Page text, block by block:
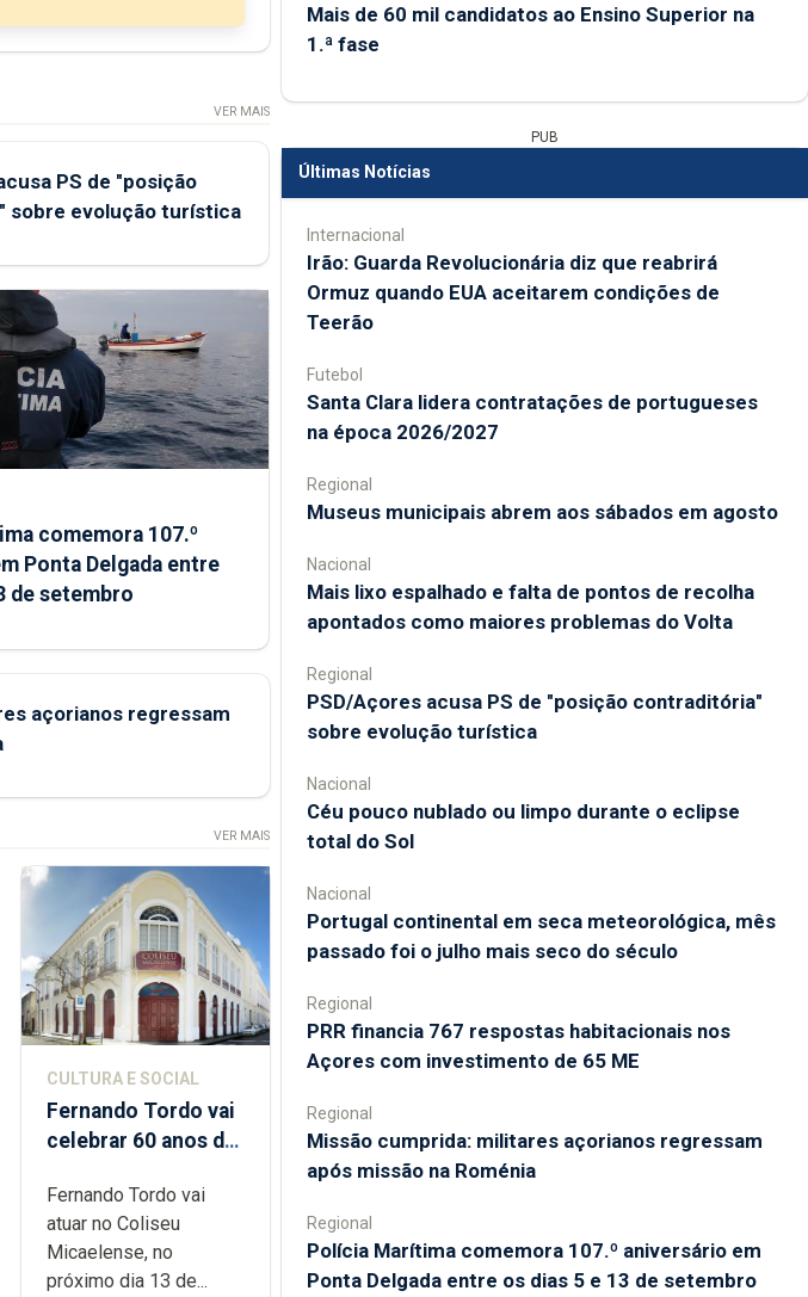
VER MAIS
PS de "posição
sobre evolução turística
comemora 107.º
Ponta Delgada entre
de setembro
açorianos regressam
VER MAIS
CULTURA E SOCIAL
Fernando Tordo vai
celebrar 60 anos de
Micaelense
Fernando Tordo vai
atuar no Coliseu
Micaelense, no
próximo dia 13 de...
Mais de 60 mil candidatos ao Ensino Superior na
1.ª fase
PUB
Últimas Notícias
Internacional
Irão: Guarda Revolucionária diz que reabrirá
Ormuz quando EUA aceitarem condições de
Teerão
Futebol
Santa Clara lidera contratações de portugueses
na época 2026/2027
Regional
Museus municipais abrem aos sábados em agosto
Nacional
Mais lixo espalhado e falta de pontos de recolha
apontados como maiores problemas do Volta
Regional
PSD/Açores acusa PS de "posição contraditória"
sobre evolução turística
Nacional
Céu pouco nublado ou limpo durante o eclipse
total do Sol
Nacional
Portugal continental em seca meteorológica, mês
passado foi o julho mais seco do século
Regional
PRR financia 767 respostas habitacionais nos
Açores com investimento de 65 ME
Regional
Missão cumprida: militares açorianos regressam
após missão na Roménia
Regional
Polícia Marítima comemora 107.º aniversário em
Ponta Delgada entre os dias 5 e 13 de setembro